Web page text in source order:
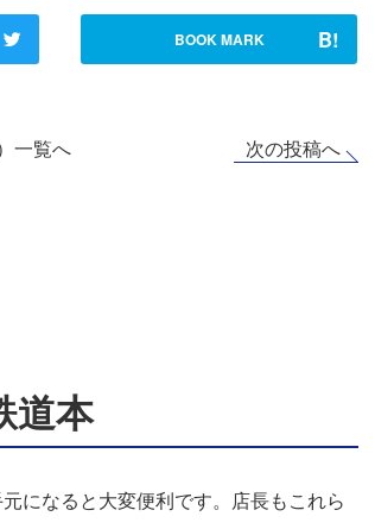
BOOK MARK B!
一覧へ 次の投稿へ
道本
になると大変便利です。店長もこれら